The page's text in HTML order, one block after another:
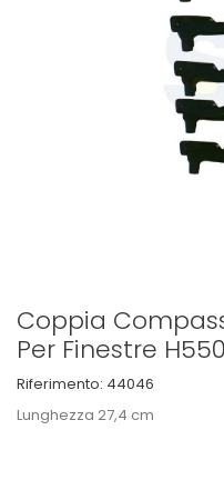
Coppia
Per Finestre
Riferimento: 44046
Lunghezza 27,4 cm